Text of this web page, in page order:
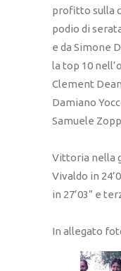
profitto sulla
podio di
e da Simone
la top 10
Clement
Damiano
Samuele
Vittoria nella
Vivaldo in
in 27’03” e
In allegato